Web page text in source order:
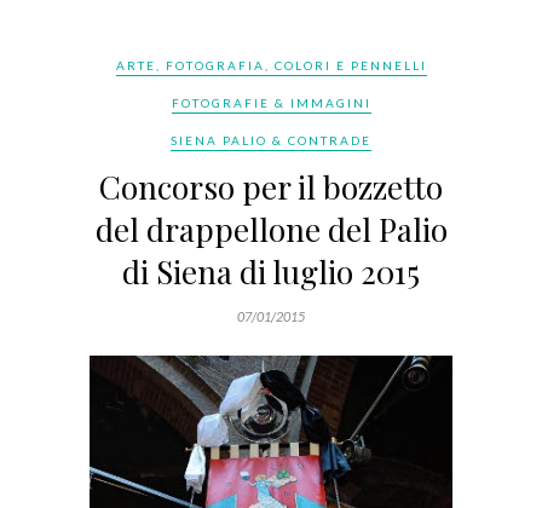
ARTE, FOTOGRAFIA, COLORI E PENNELLI
FOTOGRAFIE & IMMAGINI
SIENA PALIO & CONTRADE
Concorso per il bozzetto
del drappellone del Palio
di Siena di luglio 2015
07/01/2015